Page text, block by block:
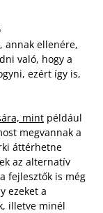
annak ellenére,
való, hogy a
ezért így is,
mint például
megvannak a
áttérhetne
az alternatív
fejlesztők is még
ezeket a
illetve minél